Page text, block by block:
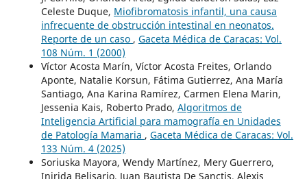
Celeste Duque, Miofibromatosis infantil, una causa
infrecuente de obstrucción intestinal en neonatos.
Reporte de un caso , Gaceta Médica de Caracas: Vol.
108 Núm. 1 (2000)
Víctor Acosta Marín, Víctor Acosta Freites, Orlando
Aponte, Natalie Korsun, Fátima Gutierrez, Ana María
Santiago, Ana Karina Ramírez, Carmen Elena Marin,
Jessenia Kais, Roberto Prado, Algoritmos de
Inteligencia Artificial para mamografía en Unidades
de Patología Mamaria , Gaceta Médica de Caracas: Vol.
133 Núm. 4 (2025)
Soriuska Mayora, Wendy Martínez, Mery Guerrero,
Inirida Belisario, Juan Bautista De Sanctis, Alexis